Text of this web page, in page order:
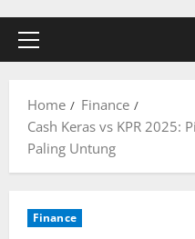
Primary
Home
Finance
Cash Keras vs KPR 2025:
Paling Untung
Finance